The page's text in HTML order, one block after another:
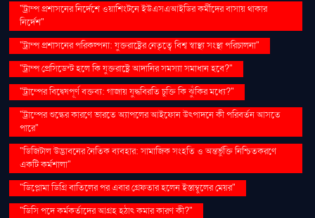
"ট্রাম্প প্রশাসনের নির্দেশে ওয়াশিংটনে ইউএসএআইডির কর্মীদের বাসায় থাকার
নির্দেশ"
"ট্রাম্প প্রশাসনের পরিকল্পনা: যুক্তরাষ্ট্রের নেতৃত্বে বিশ্ব স্বাস্থ্য সংস্থা পরিচালনা"
"ট্রাম্প প্রেসিডেন্ট হলে কি যুক্তরাষ্ট্রে আদানির সমস্যা সমাধান হবে?"
"ট্রাম্পের বিদ্বেষপূর্ণ বক্তব্য: গাজায় যুদ্ধবিরতি চুক্তি কি ঝুঁকির মধ্যে?"
"ট্রাম্পের শুল্কের কারণে ভারতে অ্যাপলের আইফোন উৎপাদনে কী পরিবর্তন আসতে
পারে"
"ডিজিটাল উদ্ভাবনের নৈতিক ব্যবহার: সামাজিক সংহতি ও অন্তর্ভুক্তি নিশ্চিতকরণে
একটি কর্মশালা"
"ডিপ্লোমা ডিগ্রি বাতিলের পর এবার গ্রেফতার হলেন ইস্তাম্বুলের মেয়র"
"ডিসি পদে কর্মকর্তাদের আগ্রহ হঠাৎ কমার কারণ কী?"